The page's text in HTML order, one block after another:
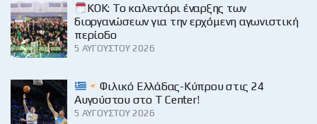
KOK: Το καλεντάρι έναρξης των
διοργανώσεων για την ερχόμενη αγωνιστική
περίοδο
5 ΑΥΓΟΎΣΤΟΥ 2026
Φιλικό Ελλάδας-Κύπρου στις 24
Αυγούστου στο Τ Center!
5 ΑΥΓΟΎΣΤΟΥ 2026